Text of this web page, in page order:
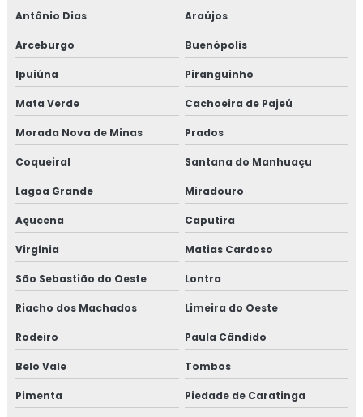
Antônio Dias Araújos
Arceburgo Buenópolis
Ipuiúna Piranguinho
Mata Verde Cachoeira de Pajeú
Morada Nova de Minas Prados
Coqueiral Santana do Manhuaçu
Lagoa Grande Miradouro
Açucena Caputira
Virgínia Matias Cardoso
São Sebastião do Oeste Lontra
Riacho dos Machados Limeira do Oeste
Rodeiro Paula Cândido
Belo Vale Tombos
Pimenta Piedade de Caratinga